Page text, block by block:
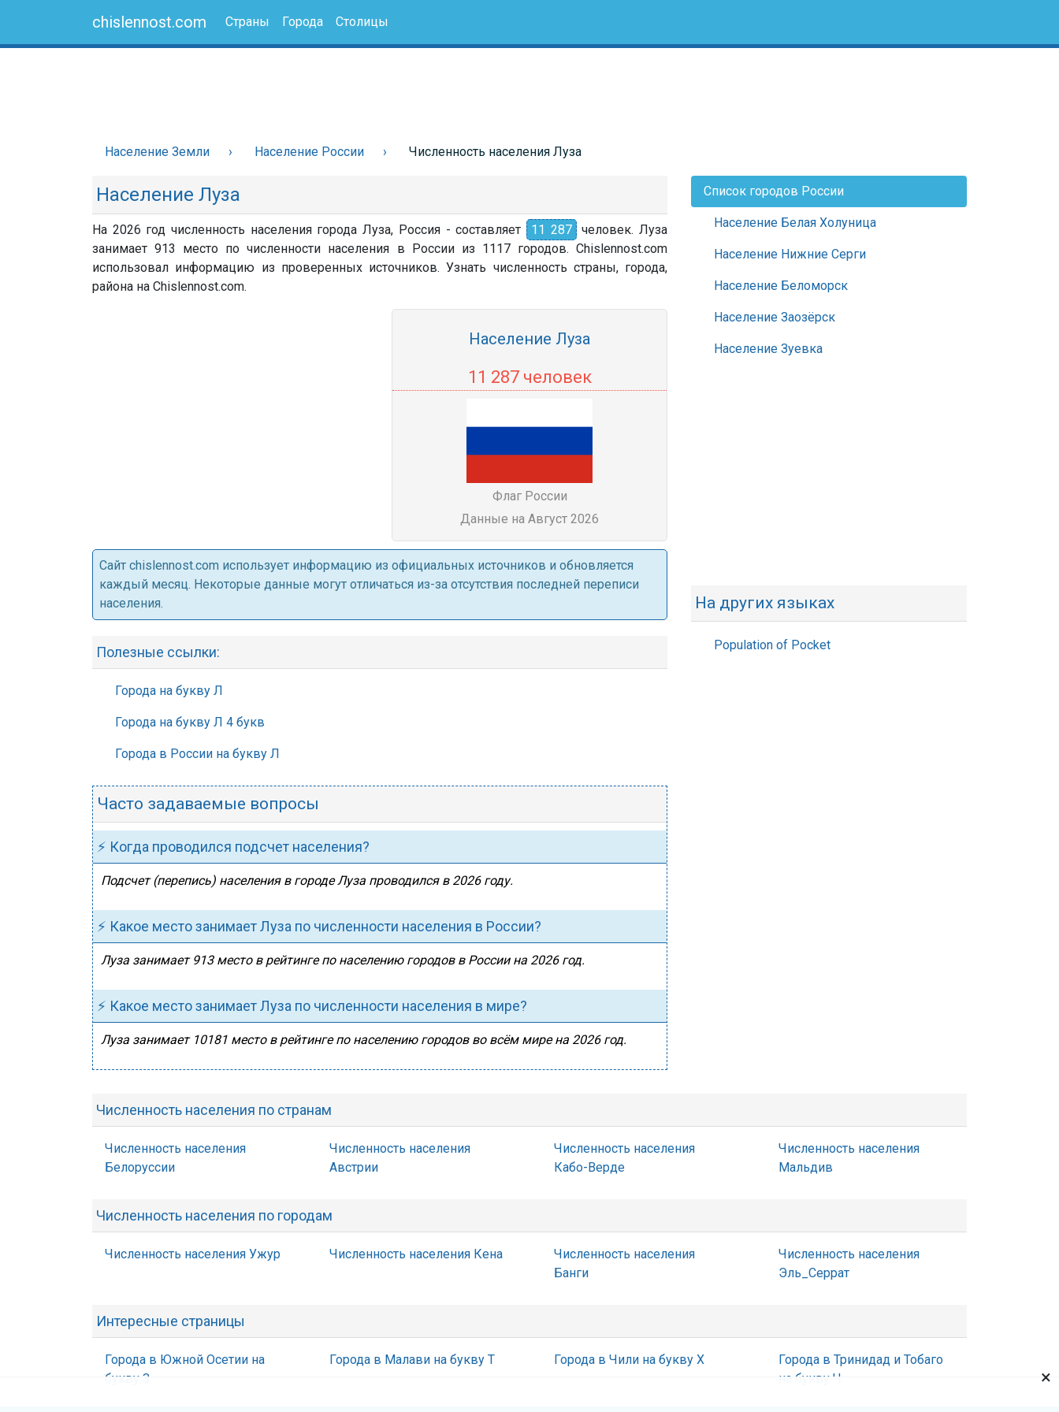
chislennost.com Страны Города Столицы
Население Земли Население России Численность населения Луза
Население Луза
На 2026 год численность населения города Луза, Россия - составляет 11 287 человек. Луза
занимает 913 место по численности населения в России из 1117 городов. Chislennost.com
использовал информацию из проверенных источников. Узнать численность страны, города,
района на Chislennost.com.
Население Луза
11 287 человек
Флаг России
Данные на Август 2026
Cайт chislennost.com использует информацию из официальных источников и обновляется
каждый месяц. Некоторые данные могут отличаться из-за отсутствия последней переписи
населения.
Полезные ссылки:
Города на букву Л
Города на букву Л 4 букв
Города в России на букву Л
Часто задаваемые вопросы
⚡ Когда проводился подсчет населения?
Подсчет (перепись) населения в городе Луза проводился в 2026 году.
⚡ Какое место занимает Луза по численности населения в России?
Луза занимает 913 место в рейтинге по населению городов в России на 2026 год.
⚡ Какое место занимает Луза по численности населения в мире?
Луза занимает 10181 место в рейтинге по населению городов во всём мире на 2026 год.
Список городов России
Население Белая Холуница
Население Нижние Серги
Население Беломорск
Население Заозёрск
Население Зуевка
На других языках
Population of Pocket
Численность населения по странам
Численность населения
Белоруссии
Численность населения
Австрии
Численность населения
Кабо-Верде
Численность населения
Мальдив
Численность населения по городам
Численность населения Ужур Численность населения Кена
Численность населения
Банги
Численность населения
Эль_Серрат
Интересные страницы
Города в Южной Осетии на
букву З
Города в Малави на букву Т Города в Чили на букву Х
Города в Тринидад и Тобаго
на букву Ч
×